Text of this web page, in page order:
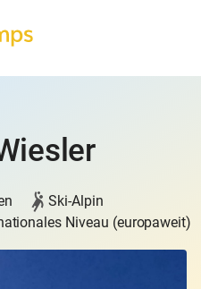
Ski-Alpin
Niveau (europaweit)